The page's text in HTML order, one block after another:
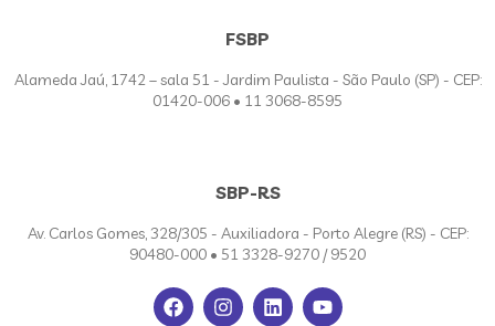
FSBP
Alameda Jaú, 1742 – sala 51 - Jardim Paulista - São Paulo (SP) - CEP:
01420-006 • 11 3068-8595
SBP-RS
Av. Carlos Gomes, 328/305 - Auxiliadora - Porto Alegre (RS) - CEP:
90480-000 • 51 3328-9270 / 9520